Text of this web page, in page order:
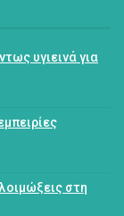
υγιεινά για
στη